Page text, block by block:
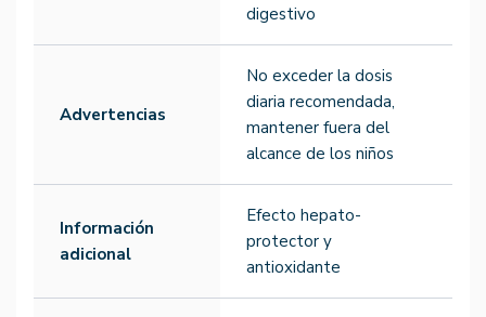
digestivo
Advertencias
No exceder la dosis
diaria recomendada,
mantener fuera del
alcance de los niños
Información
adicional
Efecto hepato-
protector y
antioxidante